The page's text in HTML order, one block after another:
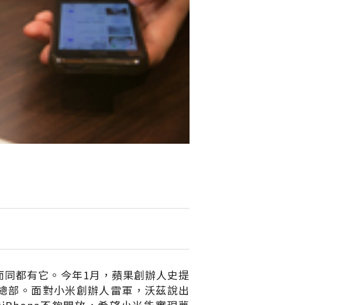
都有它。今年1月，蘋果創辦人史提
。面對小米創辦人雷軍，沃茲說出